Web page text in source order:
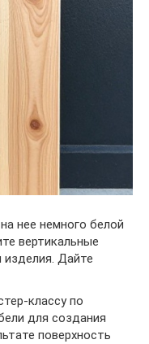
нее немного белой
вертикальные
изделия. Дайте
классу по
для создания
поверхность